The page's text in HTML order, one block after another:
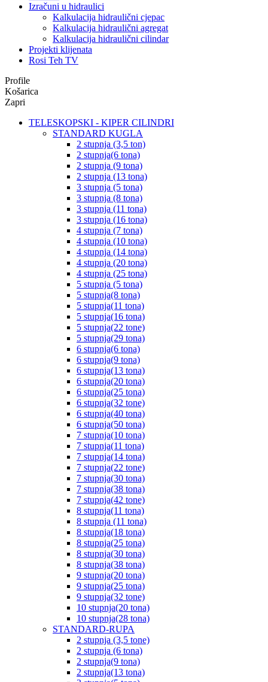
Izračuni u hidraulici
Kalkulacija hidraulični cjepac
Kalkulacija hidraulični agregat
Kalkulacija hidraulični cilindar
Projekti klijenata
Rosi Teh TV
Profile
Košarica
Zapri
TELESKOPSKI - KIPER CILINDRI
STANDARD KUGLA
2 stupnja (3,5 ton)
2 stupnja(6 tona)
2 stupnja (9 tona)
2 stupnja (13 tona)
3 stupnja (5 tona)
3 stupnja (8 tona)
3 stupnja (11 tona)
3 stupnja (16 tona)
4 stupnja (7 tona)
4 stupnja (10 tona)
4 stupnja (14 tona)
4 stupnja (20 tona)
4 stupnja (25 tona)
5 stupnja (5 tona)
5 stupnja(8 tona)
5 stupnja(11 tona)
5 stupnja(16 tona)
5 stupnja(22 tone)
5 stupnja(29 tona)
6 stupnja(6 tona)
6 stupnja(9 tona)
6 stupnja(13 tona)
6 stupnja(20 tona)
6 stupnja(25 tona)
6 stupnja(32 tone)
6 stupnja(40 tona)
6 stupnja(50 tona)
7 stupnja(10 tona)
7 stupnja(11 tona)
7 stupnja(14 tona)
7 stupnja(22 tone)
7 stupnja(30 tona)
7 stupnja(38 tona)
7 stupnja(42 tone)
8 stupnja(11 tona)
8 stupnja (11 tona)
8 stupnja(18 tona)
8 stupnja(25 tona)
8 stupnja(30 tona)
8 stupnja(38 tona)
9 stupnja(20 tona)
9 stupnja(25 tona)
9 stupnja(32 tone)
10 stupnja(20 tona)
10 stupnja(28 tona)
STANDARD-RUPA
2 stupnja (3,5 tone)
2 stupnja (6 tona)
2 stupnja(9 tona)
2 stupnja(13 tona)